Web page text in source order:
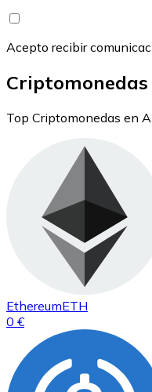
Acepto recibir
Top Criptomonedas en
EthereumETH
0 €